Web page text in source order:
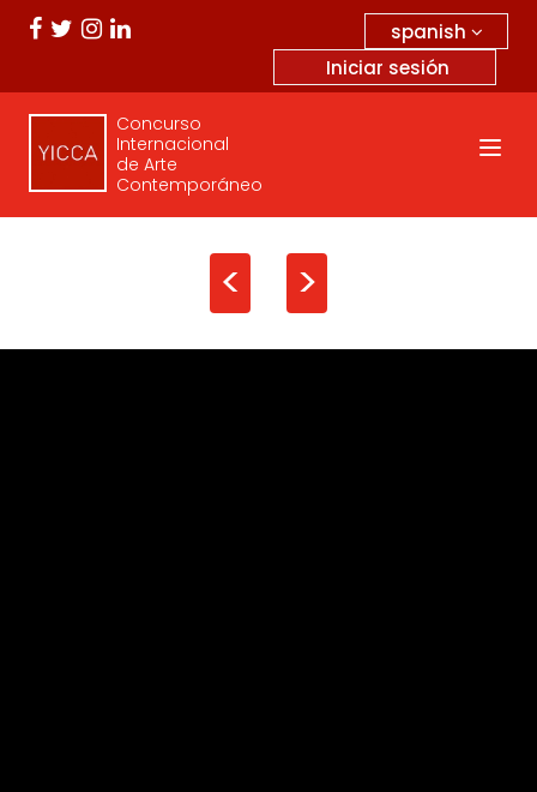
spanish
Iniciar sesión
Concurso
Internacional
de Arte
Contemporáneo
< >